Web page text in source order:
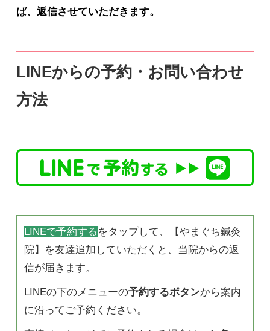
ば、返信させていただきます。
LINEからの予約・お問い合わせ
方法
LINEで予約する をタップして、【やまぐち鍼灸
院】を友達追加していただくと、当院からの返
信が届きます。
LINEの下のメニューの予約するボタンから案内
に沿ってご予約ください。